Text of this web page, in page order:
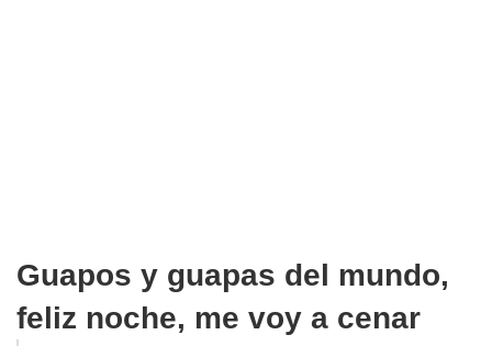
Guapos y guapas del mundo,
feliz noche, me voy a cenar